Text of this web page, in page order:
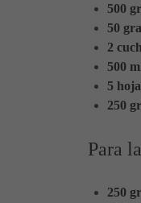
500
50
2
500
5
250
Para
250